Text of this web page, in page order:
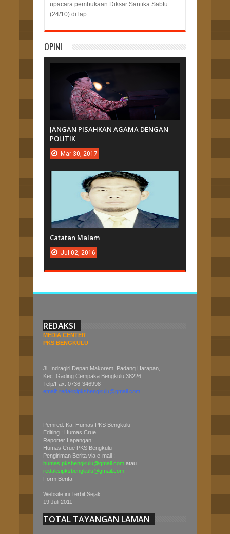
upacara pembukaan Diksar Santika Sabtu
(24/10) di lap...
OPINI
JANGAN PISAHKAN AGAMA DENGAN
POLITIK
Mar 30, 2017
Catatan Malam
Jul 02, 2016
REDAKSI
MEDIA CENTER
PKS BENGKULU
Jl. Indragiri Depan Makorem, Padang Harapan,
Kec. Gading Cempaka Bengkulu 38226
Telp/Fax. 0736-346998
email: redaksipksbengkulu@gmail.com
Pemred: Ka. Humas PKS Bengkulu
Editing : Humas Crue
Reporter Lapangan:
Humas Crue PKS Bengkulu
Pengiriman Berita via e-mail :
humas.pksbengkulu@gmail.com atau
redaksipksbengkulu@gmail.com
Form Berita
Website ini Terbit Sejak
19 Juli 2011
TOTAL TAYANGAN LAMAN